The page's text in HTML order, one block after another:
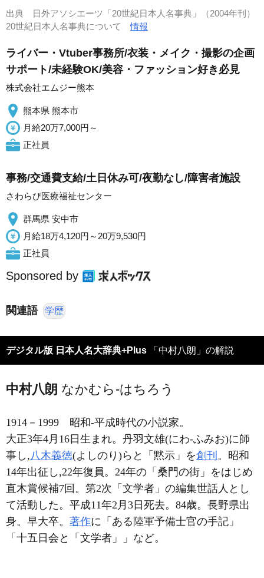
出典
日外アソシエーツ「20世紀日本人名事典」（2004年刊）
20世紀日本人名事典について情報
ライバー・Vtuber事務所/衣装・メイク・撮影の企画
サポート/未経験OK/美容・ファッション好き必見
株式会社エムジー熊本
熊本県 熊本市
月給20万7,000円～
正社員
事務/交通費支給/土日休み可/夜勤なし/障害者施設
さわらび医療福祉センター
群馬県 安中市
月給18万4,120円～20万9,530円
正社員
Sponsored by
関連語 学歴
デジタル版 日本人名大辞典+Plus 「中村八朗」の解説
中村八朗 なかむら-はちろう
1914－1999 昭和-平成時代の小説家。
大正3年4月16日生まれ。丹羽文雄(にわ-ふみお)に師
事し, 八木義徳(よしのり)らと「黙示」を創刊 。昭和
14年出征し,22年復員。24年の「桑門の街」をはじめ
直木賞候補7回。第2次「文学者」の編集世話人とし
て活動した。平成11年2月3日死去。84歳。長野県出
身。早大卒。 著作に「ある陸軍予備士官の手記」
「十五日会と「文学者」」など。